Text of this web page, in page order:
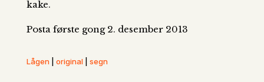
kake.
Posta første gong 2. desember 2013
Lågen| original| segn